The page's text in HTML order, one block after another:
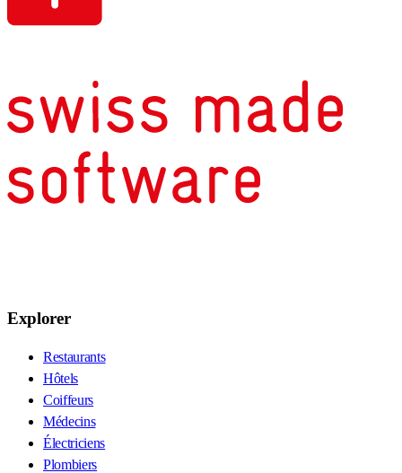
Explorer
Restaurants
Hôtels
Coiffeurs
Médecins
Électriciens
Plombiers